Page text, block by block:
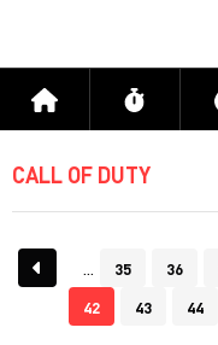
Accueil Flux
CALL OF DUTY
35 36
42
43 44